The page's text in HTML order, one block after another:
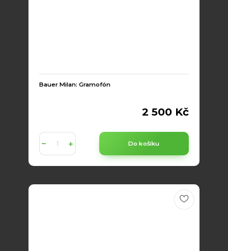
Bauer Milan: Gramofón
2 500 Kč
Do košíku